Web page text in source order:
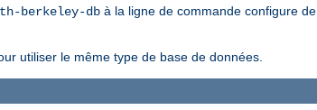
berkeley-db à la ligne de commande configure de
utiliser le même type de base de données.